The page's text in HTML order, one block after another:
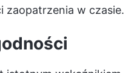
zaopatrzenia w czasie.